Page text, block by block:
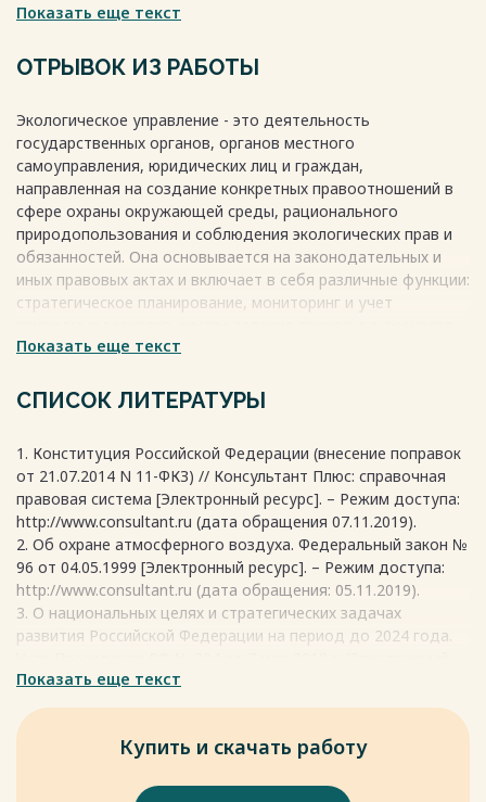
острых проблем на пути развития региона - загрязнение
Весь текст будет доступенпосле покупки
Показать еще текст
ОТРЫВОК ИЗ РАБОТЫ
Экологическое управление - это деятельность
государственных органов, органов местного
самоуправления, юридических лиц и граждан,
направленная на создание конкретных правоотношений в
сфере охраны окружающей среды, рационального
природопользования и соблюдения экологических прав и
обязанностей. Она основывается на законодательных и
иных правовых актах и включает в себя различные функции:
стратегическое планирование, мониторинг и учет
между пользователями, организацию пространственно-
выдачу разрешений на пользование природными ресурсами
исходными положениями, на основании которых строится
эта деятельность. Они включают в себя общие
экологические принципы и принципы управления в целом.
Весь текст будет доступен после покупки
Показать еще текст
СПИСОК ЛИТЕРАТУРЫ
1. Конституция Российской Федерации (внесение поправок
от 21.07.2014 N 11-ФКЗ) // Консультант Плюс: справочная
правовая система [Электронный ресурс]. – Режим доступа:
http://www.consultant.ru (дата обращения 07.11.2019).
2. Об охране атмосферного воздуха. Федеральный закон №
96 от 04.05.1999 [Электронный ресурс]. – Режим доступа:
http://www.consultant.ru (дата обращения: 05.11.2019).
3. О национальных целях и стратегических задачах
развития Российской Федерации на период до 2024 года.
ресурс]. – Режим доступа: https://www. garant.ru (дата
обращения: 11.11.2019).
4. Экологический кодекс Республики Башкортостан (с
изменениями на 6 мая 2019 года) от 28 октября 1992 года
http://docs.cntd.ru/document/450280758 (дата обращения:
Показать еще текст
Купить и скачать работу